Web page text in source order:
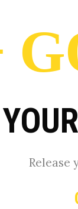
Release